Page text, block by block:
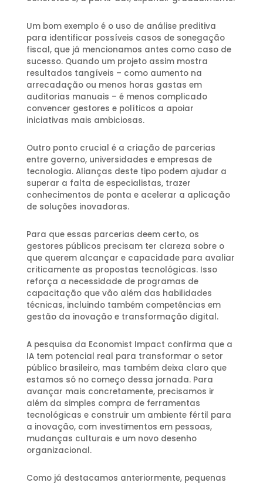
Um bom exemplo é o uso de análise preditiva
para identificar possíveis casos de sonegação
fiscal, que já mencionamos antes como caso de
sucesso. Quando um projeto assim mostra
resultados tangíveis – como aumento na
arrecadação ou menos horas gastas em
auditorias manuais – é menos complicado
convencer gestores e políticos a apoiar
iniciativas mais ambiciosas.
Outro ponto crucial é a criação de parcerias
entre governo, universidades e empresas de
tecnologia. Alianças deste tipo podem ajudar a
superar a falta de especialistas, trazer
conhecimentos de ponta e acelerar a aplicação
de soluções inovadoras.
Para que essas parcerias deem certo, os
gestores públicos precisam ter clareza sobre o
que querem alcançar e capacidade para avaliar
criticamente as propostas tecnológicas. Isso
reforça a necessidade de programas de
capacitação que vão além das habilidades
técnicas, incluindo também competências em
gestão da inovação e transformação digital.
A pesquisa da Economist Impact confirma que a
IA tem potencial real para transformar o setor
público brasileiro, mas também deixa claro que
estamos só no começo dessa jornada. Para
avançar mais concretamente, precisamos ir
além da simples compra de ferramentas
tecnológicas e construir um ambiente fértil para
a inovação, com investimentos em pessoas,
mudanças culturais e um novo desenho
organizacional.
Como já destacamos anteriormente, pequenas